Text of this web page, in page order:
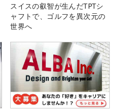
スイスの叡智が生んだTPTシ
ャフトで、ゴルフを異次元の
世界へ